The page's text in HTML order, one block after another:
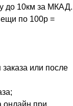
до 10км за МКАД.
по 100р =
или после